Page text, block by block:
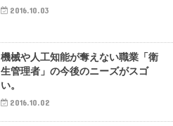
2016.10.03
機械や人工知能が奪えない職業「衛
生管理者」の今後のニーズがスゴ
い。
2016.10.02